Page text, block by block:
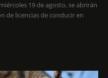
19 de agosto, se abrirán
de licencias de conducir en